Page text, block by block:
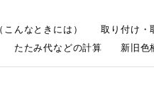
んなときには） 取り付け・
たたみ代などの計算 新旧色